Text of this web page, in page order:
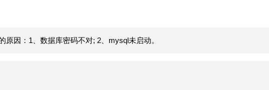
因：1、数据库密码不对; 2、mysql未启动。